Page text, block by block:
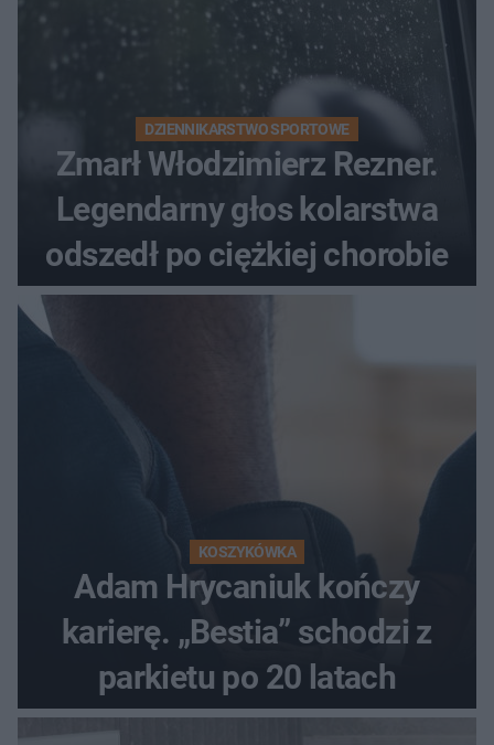
DZIENNIKARSTWO SPORTOWE
Zmarł Włodzimierz Rezner.
Legendarny głos kolarstwa
odszedł po ciężkiej chorobie
KOSZYKÓWKA
Adam Hrycaniuk kończy
karierę. „Bestia” schodzi z
parkietu po 20 latach